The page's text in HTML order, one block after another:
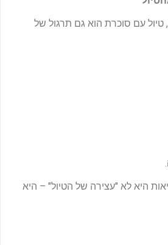
טיול עם סוכרת הוא גם תרגול של
היא לא "עצירה של הטיול" – היא